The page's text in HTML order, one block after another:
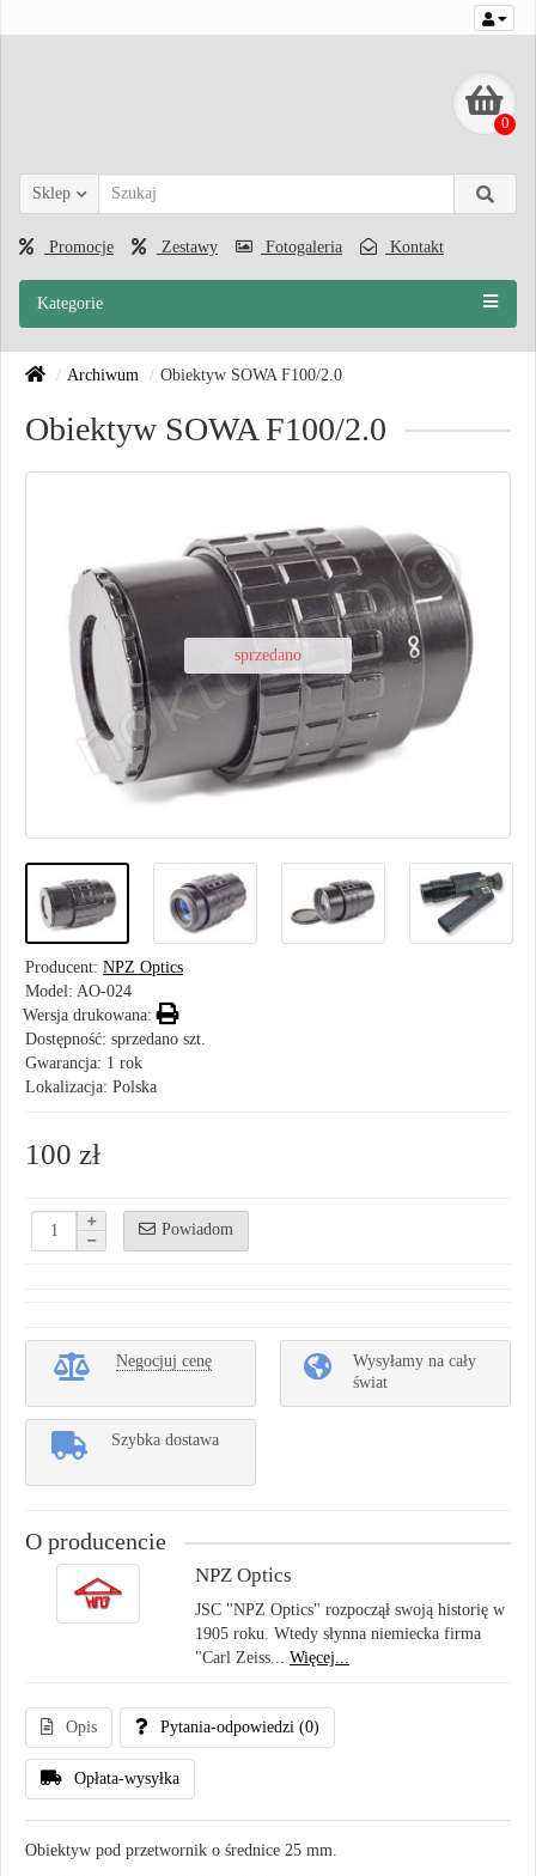
0
Sklep
Promocje Zestawy Fotogaleria Kontakt
Kategorie
Archiwum Obiektyw SOWA F100/2.0
Obiektyw SOWA F100/2.0
sprzedano
Producent: NPZ Optics
Model: AO-024
Wersja drukowana:
Dostępność: sprzedano szt.
Gwarancja: 1 rok
Lokalizacja: Polska
100 zł
Powiadom
Negocjuj cenę
Wysyłamy na cały
świat
Szybka dostawa
O producencie
NPZ Optics
JSC "NPZ Optics" rozpoczął swoją historię w
1905 roku. Wtedy słynna niemiecka firma
"Carl Zeiss... Więcej...
Opis Pytania-odpowiedzi (0)
Opłata-wysyłka
Obiektyw pod przetwornik o średnice 25 mm.